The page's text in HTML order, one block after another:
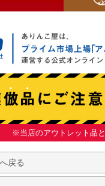
※当店のアウトレット品
戻る